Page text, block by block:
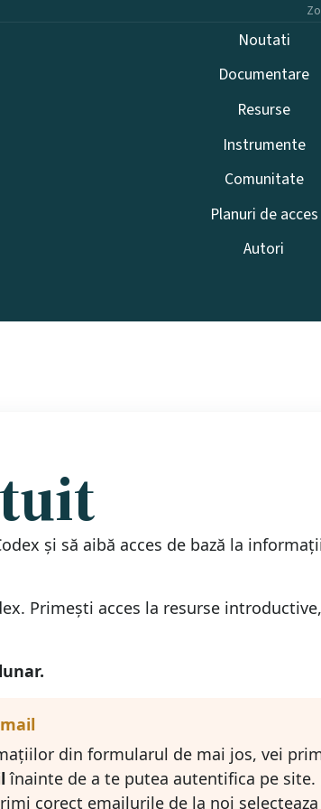
Noutati
Documentare
Resurse
Instrumente
Comunitate
Planuri de acces
Autori
și să aibă acces de bază la
Primești acces la resurse
din formularul de mai jos, vei
înainte de a te putea autentifica pe
corect emailurile de la noi